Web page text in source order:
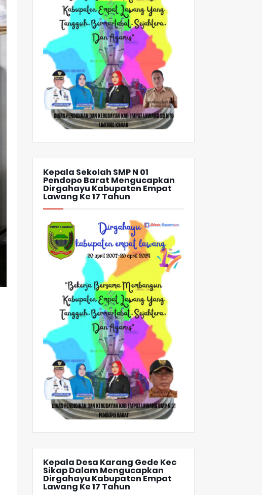
Kepala Sekolah SMP N 01
Pendopo Barat Mengucapkan
Dirgahayu Kabupaten Empat
Lawang Ke 17 Tahun
Kepala Desa Karang Gede Kec
Sikap Dalam Mengucapkan
Dirgahayu Kabupaten Empat
Lawang Ke 17 Tahun